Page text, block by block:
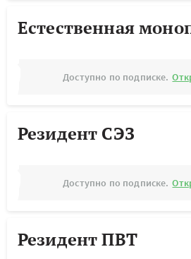
Естественная
Доступно по подписке.
Резидент СЭЗ
Доступно по подписке.
Резидент ПВТ